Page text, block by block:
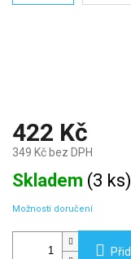
422 Kč
349 Kč bez DPH
Měrná
cena:
Skladem (3 ks)
Možnosti doručení